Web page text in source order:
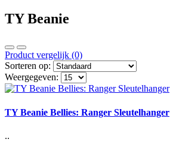
TY Beanie
Product vergelijk (0)
Sorteren op:
Weergegeven:
TY Beanie Bellies: Ranger Sleutelhanger
..